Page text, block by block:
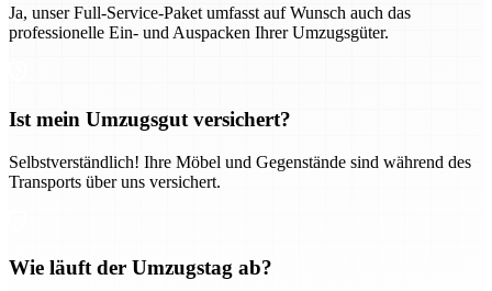
Ja, unser Full-Service-Paket umfasst auf Wunsch auch das
professionelle Ein- und Auspacken Ihrer Umzugsgüter.
Ist mein Umzugsgut versichert?
Selbstverständlich! Ihre Möbel und Gegenstände sind während des
Transports über uns versichert.
Wie läuft der Umzugstag ab?